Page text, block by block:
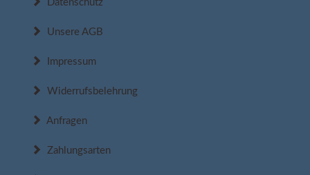
Datenschutz
Unsere AGB
Impressum
Widerrufsbelehrung
Anfragen
Zahlungsarten